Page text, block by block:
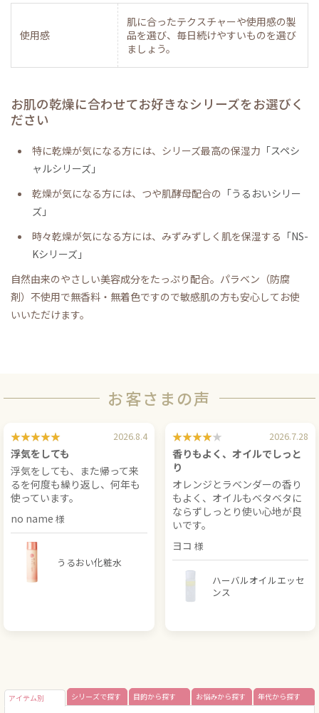
使用感
肌に合ったテクスチャーや使用感の製
品を選び、毎日続けやすいものを選び
ましょう。
お肌の乾燥に合わせてお好きなシリーズをお選びく
ださい
特に乾燥が気になる方には、シリーズ最高の保湿力 「スペシ
ャルシリーズ」
乾燥が気になる方には、つや肌酵母配合の 「うるおいシリー
ズ」
時々乾燥が気になる方には、みずみずしく肌を保湿する 「NS-
Kシリーズ」
自然由来のやさしい美容成分をたっぷり配合。パラベン（防腐
剤）不使用で無香料・無着色ですので敏感肌の方も安心してお使
いいただけます。
お客さまの声
2026.8.4
浮気をしても
浮気をしても、また帰って来
るを何度も繰り返し、何年も
使っています。
no name
うるおい化粧水
2026.7.28
香りもよく、オイルでしっと
り
オレンジとラベンダーの香り
もよく、オイルもベタベタに
ならずしっとり使い心地が良
いです。
ヨコ
ハーバルオイルエッセ
ンス
アイテム別 シリーズで探す 目的から探す お悩みから探す 年代から探す